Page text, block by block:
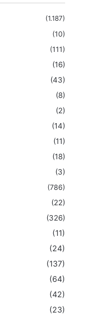
(1.187)
(10)
(111)
(16)
(43)
(8)
(2)
(14)
(11)
(18)
(3)
(786)
(22)
(326)
(11)
(24)
(137)
(64)
(42)
(23)